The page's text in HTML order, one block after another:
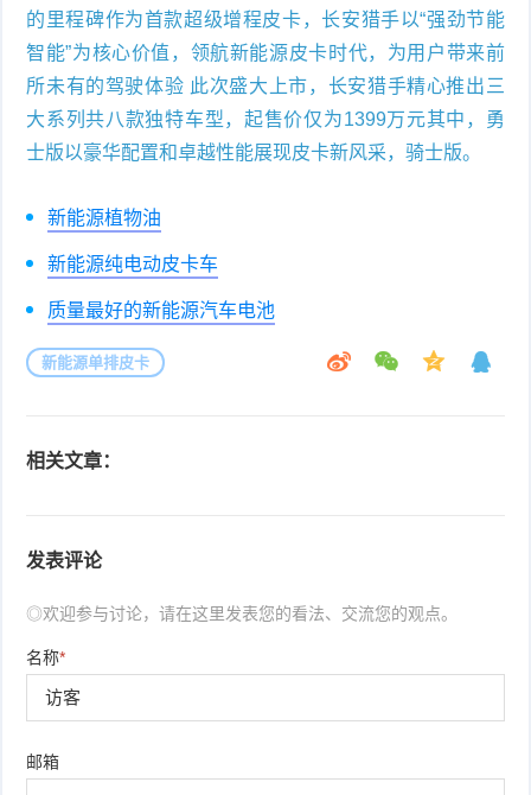
的里程碑作为首款超级增程皮卡，长安猎手以“强劲节能
智能”为核心价值，领航新能源皮卡时代，为用户带来前
所未有的驾驶体验 此次盛大上市，长安猎手精心推出三
大系列共八款独特车型，起售价仅为1399万元其中，勇
士版以豪华配置和卓越性能展现皮卡新风采，骑士版。
新能源植物油
新能源纯电动皮卡车
质量最好的新能源汽车电池
新能源单排皮卡
相关文章：
发表评论
◎欢迎参与讨论，请在这里发表您的看法、交流您的观点。
名称*
邮箱